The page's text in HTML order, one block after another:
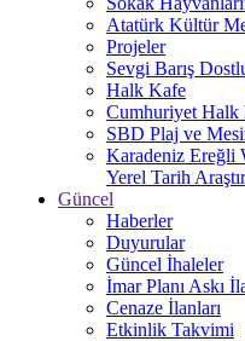
Atatürk Kültür
Projeler
Sevgi Barış
Halk Kafe
Cumhuriyet Halk
SBD Plaj ve
Karadeniz Ereğli
Yerel Tarih
Güncel
Haberler
Duyurular
Güncel İhaleler
İmar Planı Askı
Cenaze İlanları
Etkinlik Takvimi